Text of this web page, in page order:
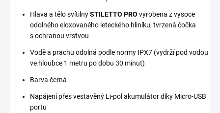
Hlava a tělo svítilnySTILETTO PRO vyrobena z vysoce
odolného eloxovaného leteckého hliníku, tvrzená čočka
s ochranou vrstvou
Vodě a prachu odolná podle normy IPX7 (vydrží pod vodou
ve hloubce 1 metru po dobu 30 minut)
Barva černá
Napájení přes vestavěný Li-pol akumulátor díky Micro-USB
portu